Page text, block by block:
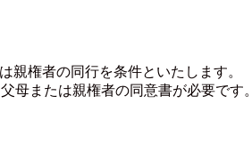
親権者の同行を条件といたします。
母または親権者の同意書が必要です。